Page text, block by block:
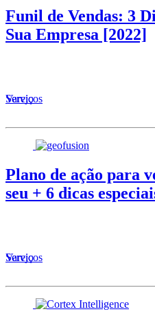
Funil de Vendas: 3
Sua Empresa [2022]
Serviços
Varejo
Plano de ação para
seu + 6 dicas
Serviços
Varejo